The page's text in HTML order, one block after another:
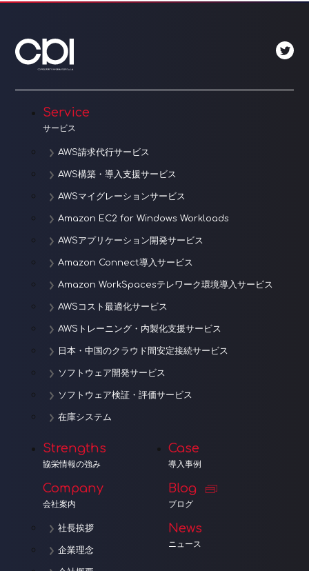
Service
サービス
AWS請求代行サービス
AWS構築・導入支援サービス
AWSマイグレーションサービス
Amazon EC2 for Windows Workloads
AWSアプリケーション開発サービス
Amazon Connect導入サービス
Amazon WorkSpacesテレワーク環境導入サービス
AWSコスト最適化サービス
AWSトレーニング・内製化支援サービス
日本・中国のクラウド間安定接続サービス
ソフトウェア開発サービス
ソフトウェア検証・評価サービス
在庫システム
Strengths
協栄情報の強み
Company
会社案内
社長挨拶
企業理念
Case
導入事例
Blog
ブログ
News
ニュース